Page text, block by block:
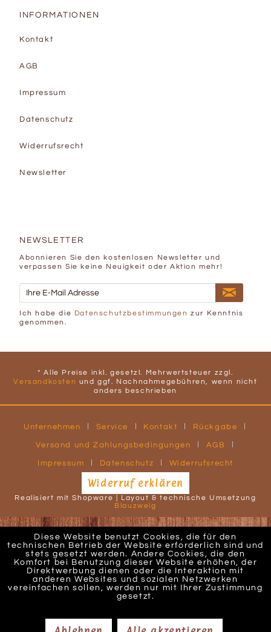
INFORMATIONEN
Kontakt
AGB
Impressum
Datenschutz
Widerrufsrecht
Newsletter
NEWSLETTER
Abonnieren Sie den kostenlosen Newsletter und
verpassen Sie keine Neuigkeit oder Aktion mehr!
Ich habe die Datenschutzbestimmungen zur Kenntnis
genommen.
* Alle Preise inkl. gesetzl. Mehrwertsteuer zzgl.
Versandkosten und ggf. Nachnahmegebühren, wenn nicht
anders beschrieben
Unternehmen Service Kontakt Rückgabe
Versand und Zahlungsbedingungen AGB
Impressum Datenschutz Widerrufsrecht
Widerruf erklären
Realisiert mit Shopware | Layout & technische Umsetzung
Blauzweig
Diese Website benutzt Cookies, die für den
technischen Betrieb der Website erforderlich sind und
stets gesetzt werden. Andere Cookies, die den
Komfort bei Benutzung dieser Website erhöhen, der
Direktwerbung dienen oder die Interaktion mit
anderen Websites und sozialen Netzwerken
vereinfachen sollen, werden nur mit Ihrer Zustimmung
gesetzt.